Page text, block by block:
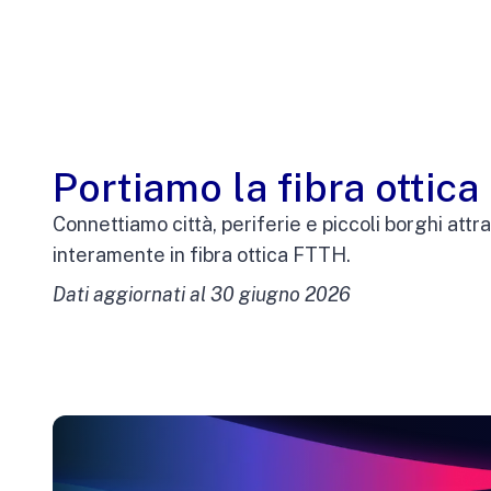
Portiamo la fibra
Connettiamo città, periferie e piccoli borghi
interamente in fibra ottica FTTH.
Dati aggiornati al 30 giugno 2026